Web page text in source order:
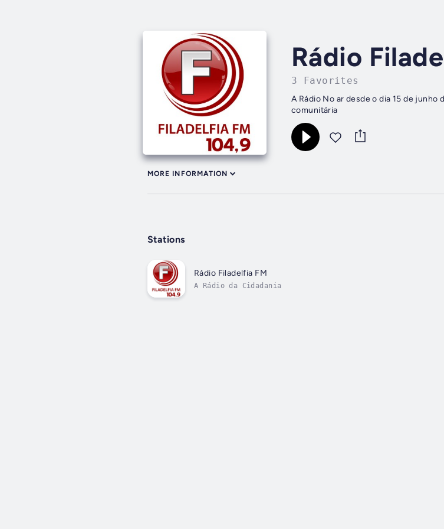
Rádio
3 Favorites
A Rádio No ar desde o dia 15 de
comunitária
MORE INFORMATION
Stations
Rádio Filadelfia FM
A Rádio da Cidadania